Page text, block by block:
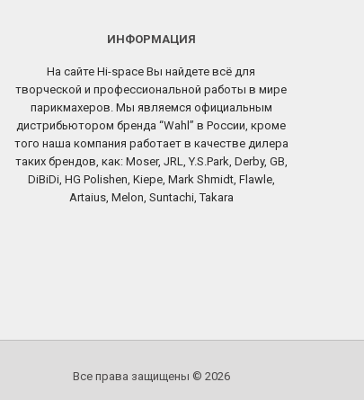
ИНФОРМАЦИЯ
На сайте Hi-space Вы найдете всё для
творческой и профессиональной работы в мире
парикмахеров. Мы являемся официальным
дистрибьютором бренда “Wahl” в России, кроме
того наша компания работает в качестве дилера
таких брендов, как: Moser, JRL, Y.S.Park, Derby, GB,
DiBiDi, HG Polishen, Kiepe, Mark Shmidt, Flawle,
Artaius, Melon, Suntachi, Takara
Все права защищены © 2026